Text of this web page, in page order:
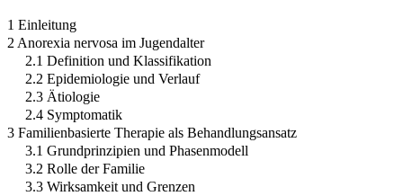
1 Einleitung
2 Anorexia nervosa im Jugendalter
2.1 Definition und Klassifikation
2.2 Epidemiologie und Verlauf
2.3 Ätiologie
2.4 Symptomatik
3 Familienbasierte Therapie als Behandlungsansatz
3.1 Grundprinzipien und Phasenmodell
3.2 Rolle der Familie
3.3 Wirksamkeit und Grenzen